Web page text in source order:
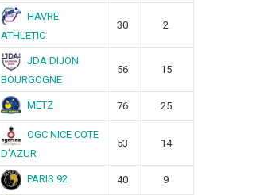
HAVRE
ATHLETIC
30 2
JDA DIJON
BOURGOGNE
56 15
METZ 76 25
OGC NICE COTE
D’AZUR
53 14
PARIS 92 40 9